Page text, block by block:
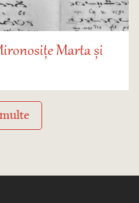
Marta și